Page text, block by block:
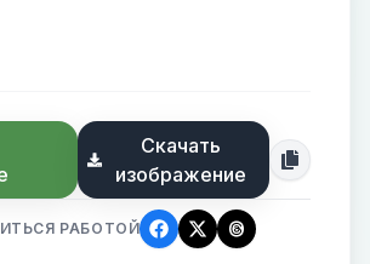
Скачать
изображение
РАБОТОЙ